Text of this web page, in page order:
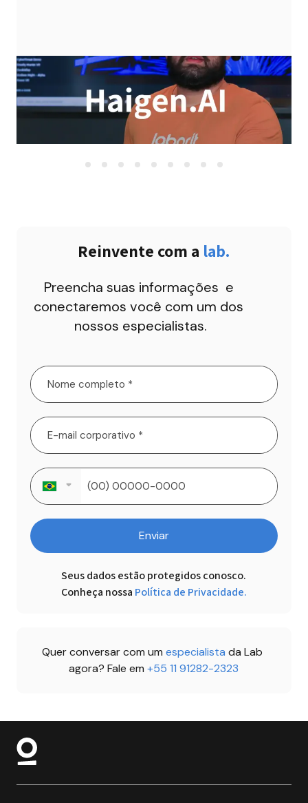
Reinvente com a lab.
Preencha suas informações  e
conectaremos você com um dos
nossos especialistas.
Enviar
Seus dados estão protegidos conosco.
Conheça nossa Política de Privacidade.
Quer conversar com um especialista da Lab
agora? Fale em +55 11 91282-2323